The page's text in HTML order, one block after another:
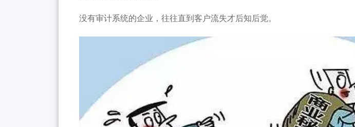
没有审计系统的企业，往往直到客户流失才后知后觉。